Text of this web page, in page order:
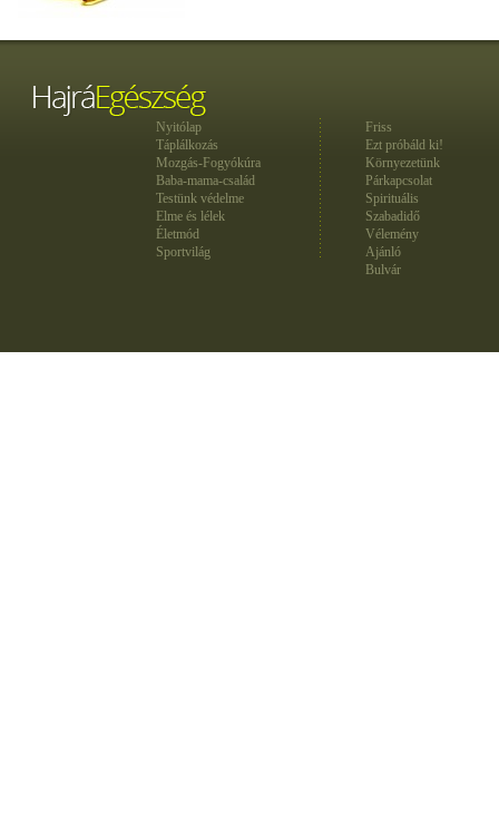
Nyitólap
Táplálkozás
Mozgás-Fogyókúra
Baba-mama-család
Testünk védelme
Elme és lélek
Életmód
Sportvilág
Friss
Ezt próbáld ki!
Környezetünk
Párkapcsolat
Spirituális
Szabadidő
Vélemény
Ajánló
Bulvár